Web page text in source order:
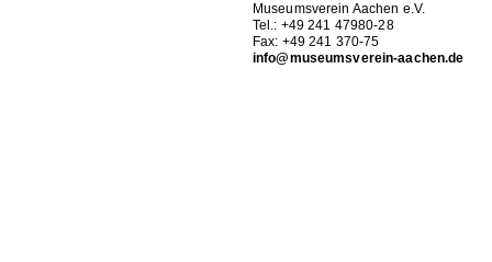
Museumsverein Aachen e.V.
Tel.: +49 241 47980-28
Fax: +49 241 370-75
info@museumsverein-aachen.de